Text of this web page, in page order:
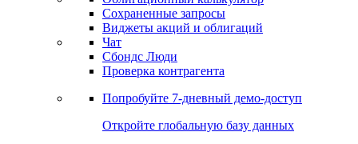
Сохраненные запросы
Виджеты акций и облигаций
Чат
Сбондс Люди
Проверка контрагента
Попробуйте 7-дневный демо-доступ
Откройте глобальную базу данных